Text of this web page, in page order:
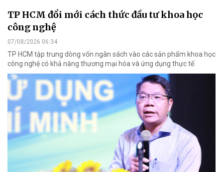
TP HCM đổi mới cách thức đầu tư khoa học
công nghệ
07/08/2026 06:34
TP HCM tập trung dòng vốn ngân sách vào các sản phẩm khoa học
công nghệ có khả năng thương mại hóa và ứng dụng thực tế.